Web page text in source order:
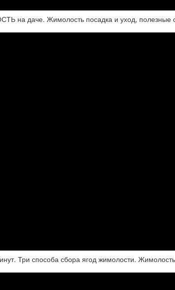
на даче. Жимолость посадка и уход, полезные
Три способа сбора ягод жимолости.